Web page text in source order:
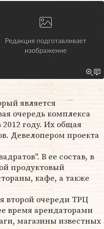
является
очередь комплекса
году. Их общая
Девелопером проекта
В ее состав, в
продуктовый
кафе, а также
второй очереди ТРЦ
время арендаторами
магазины известных